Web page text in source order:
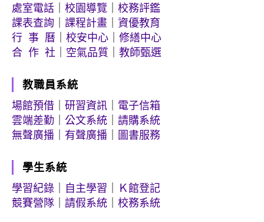
處室電話
校園導覽
校務評鑑
課表查詢
課程計畫
資優教育
行 事 曆
校安中心
修繕中心
合 作 社
空氣品質 教師甄選
教職員系統
場館預借
研習資訊
電子信箱
雲端差勤
公文系統
請購系統
無聲廣播
有聲廣播 圖書服務
學生系統
學習紀錄
自主學習
Ｋ館登記
競賽營隊
請假系統 校務系統